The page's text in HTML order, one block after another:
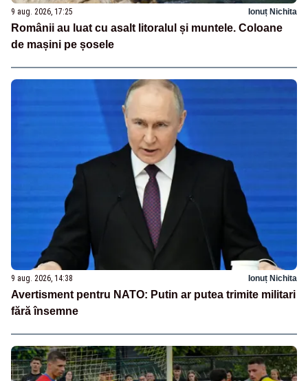
9 aug. 2026, 17:25 Ionuț Nichita
Românii au luat cu asalt litoralul și muntele. Coloane
de mașini pe șosele
9 aug. 2026, 14:38 Ionuț Nichita
Avertisment pentru NATO: Putin ar putea trimite militari
fără însemne